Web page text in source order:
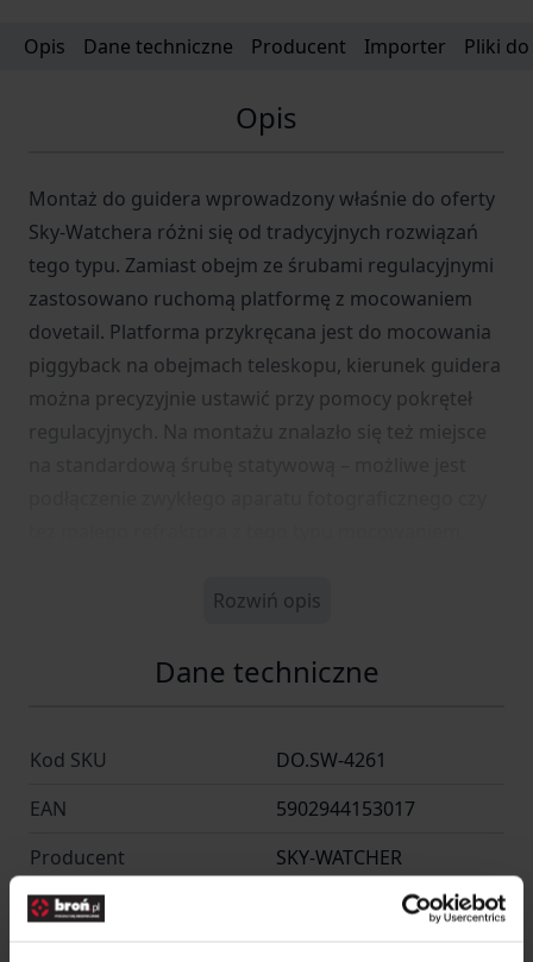
Opis Dane techniczne Producent Importer Pliki
Opis
Montaż do guidera wprowadzony właśnie do oferty
Sky-Watchera różni się od tradycyjnych rozwiązań
tego typu. Zamiast obejm ze śrubami regulacyjnymi
zastosowano ruchomą platformę z mocowaniem
dovetail. Platforma przykręcana jest do mocowania
piggyback na obejmach teleskopu, kierunek guidera
można precyzyjnie ustawić przy pomocy pokręteł
regulacyjnych. Na montażu znalazło się też miejsce
Rozwiń opis
Dane techniczne
Kod SKU
DO.SW-4261
EAN
5902944153017
Producent
SKY-WATCHER